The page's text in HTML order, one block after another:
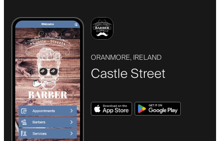
ORANMORE, IRELAND
Castle Street